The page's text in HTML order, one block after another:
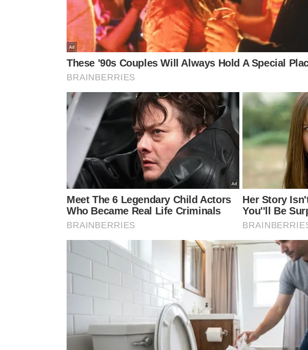
Como a vida de Montaigne explica essa ideia?
Montaigne viveu no século 16, em uma França marcada por tensões
instabilidade. Depois de atuar como magistrado e participar da vida
passou a escrever em sua biblioteca, cercado por livros e reflexões
📖 Um refúgio para continuar
O retiro de Montaigne não era vazio, era